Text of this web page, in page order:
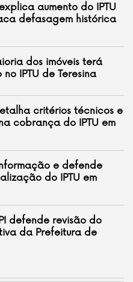
aumento do IPTU
defasagem histórica
dos imóveis terá
IPTU de Teresina
critérios técnicos e
cobrança do IPTU em
e defende
do IPTU em
defende revisão do
da Prefeitura de